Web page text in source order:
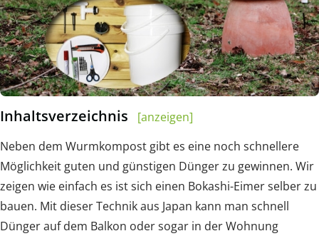
Inhaltsverzeichnis
[anzeigen]
Neben dem Wurmkompost gibt es eine noch schnellere
Möglichkeit guten und günstigen Dünger zu gewinnen. Wir
zeigen wie einfach es ist sich einen Bokashi-Eimer selber zu
bauen. Mit dieser Technik aus Japan kann man schnell
Dünger auf dem Balkon oder sogar in der Wohnung